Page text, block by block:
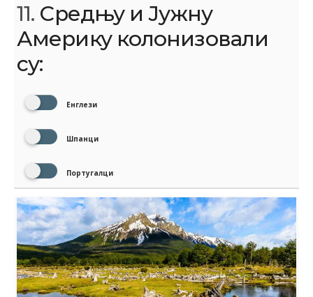
11. Средњу и Јужну
Америку колонизовали
су:
Енглези
Шпанци
Португалци